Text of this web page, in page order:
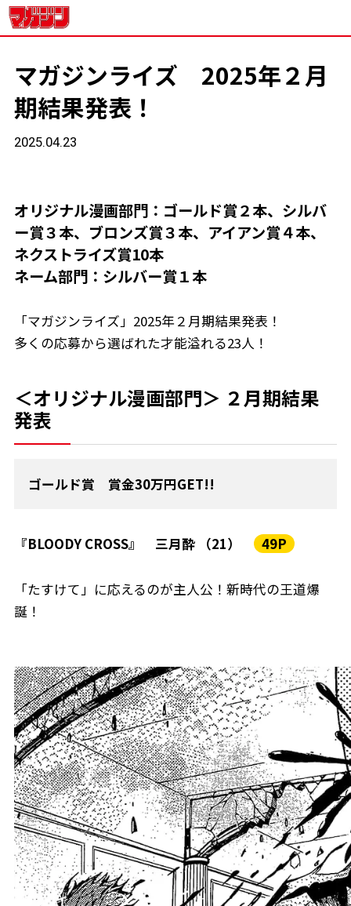
マガジンライズ 2025年２月
期結果発表！
2025.04.23
オリジナル漫画部門：ゴールド賞２本、シルバ
ー賞３本、ブロンズ賞３本、アイアン賞４本、
ネクストライズ賞10本
ネーム部門：シルバー賞１本
「マガジンライズ」2025年２月期結果発表！
多くの応募から選ばれた才能溢れる23人！
＜オリジナル漫画部門＞ ２月期結果
発表
ゴールド賞 賞金30万円GET!!
『BLOODY CROSS』 三月酔 （21） 49P
「たすけて」に応えるのが主人公！新時代の王道爆
誕！